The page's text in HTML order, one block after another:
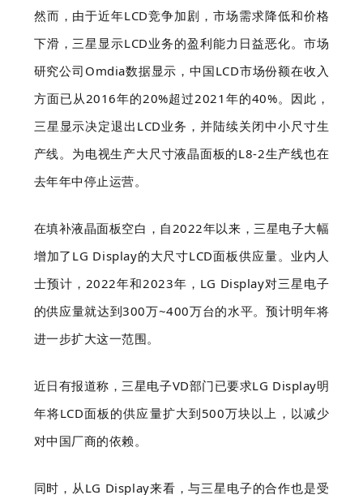
然而，由于近年LCD竞争加剧，市场需求降低和价格
下滑，三星显示LCD业务的盈利能力日益恶化。市场
研究公司Omdia数据显示，中国LCD市场份额在收入
方面已从2016年的20%超过2021年的40%。因此，
三星显示决定退出LCD业务，并陆续关闭中小尺寸生
产线。为电视生产大尺寸液晶面板的L8-2生产线也在
去年年中停止运营。
在填补液晶面板空白，自2022年以来，三星电子大幅
增加了LG Display的大尺寸LCD面板供应量。业内人
士预计，2022年和2023年，LG Display对三星电子
的供应量就达到300万~400万台的水平。预计明年将
进一步扩大这一范围。
近日有报道称，三星电子VD部门已要求LG Display明
年将LCD面板的供应量扩大到500万块以上，以减少
对中国厂商的依赖。
同时，从LG Display来看，与三星电子的合作也是受